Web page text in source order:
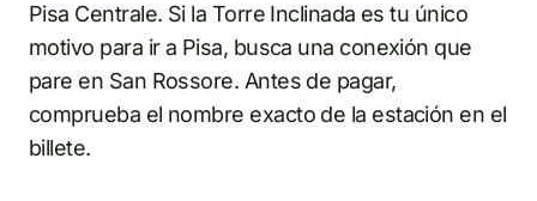
Pisa Centrale. Si la Torre Inclinada es tu único
motivo para ir a Pisa, busca una conexión que
pare en San Rossore. Antes de pagar,
comprueba el nombre exacto de la estación en el
billete.